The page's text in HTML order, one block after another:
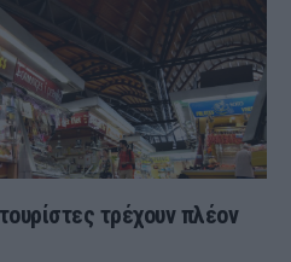
τρέχουν πλέον